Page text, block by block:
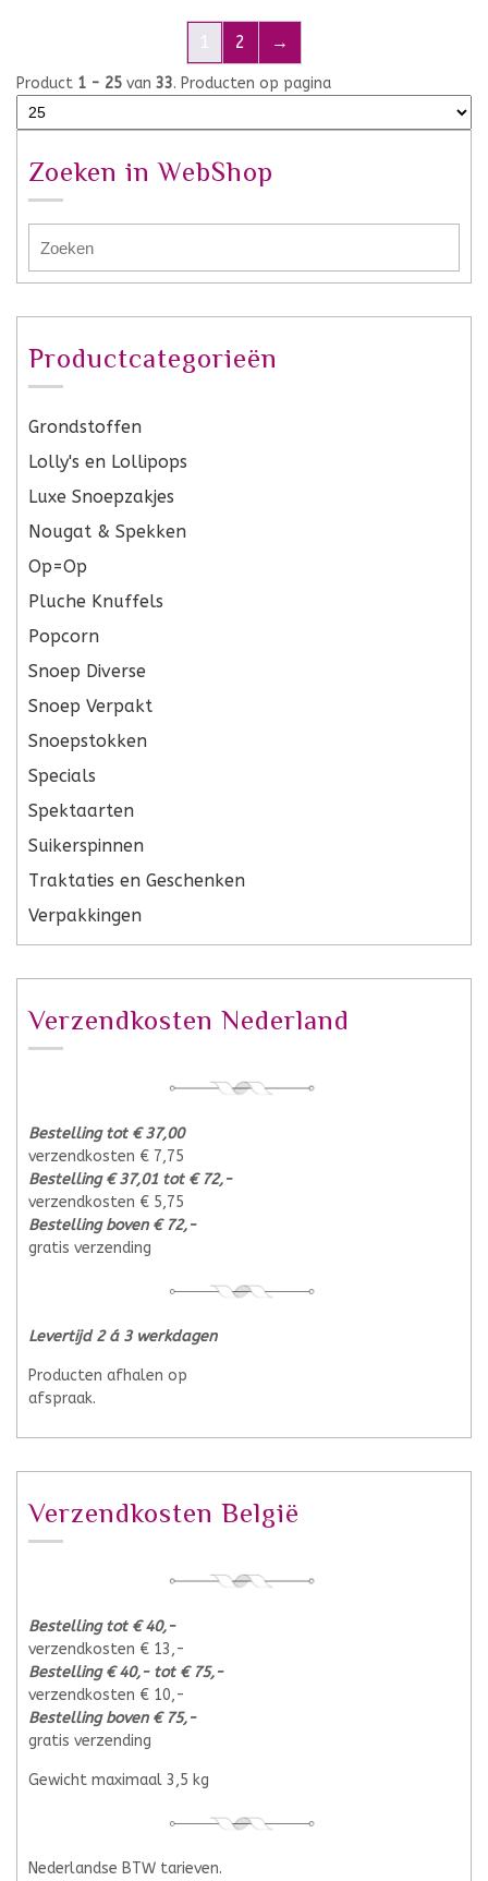
1 2 →
Product 1 - 25 van 33. Producten op pagina
Zoeken in WebShop
Productcategorieën
Grondstoffen
Lolly's en Lollipops
Luxe Snoepzakjes
Nougat & Spekken
Op=Op
Pluche Knuffels
Popcorn
Snoep Diverse
Snoep Verpakt
Snoepstokken
Specials
Spektaarten
Suikerspinnen
Traktaties en Geschenken
Verpakkingen
Verzendkosten Nederland
Bestelling tot € 37,00
verzendkosten € 7,75
Bestelling € 37,01 tot € 72,-
verzendkosten € 5,75
Bestelling boven € 72,-
gratis verzending
Levertijd 2 á 3 werkdagen
Producten afhalen op
afspraak.
Verzendkosten België
Bestelling tot € 40,-
verzendkosten € 13,-
Bestelling € 40,- tot € 75,-
verzendkosten € 10,-
Bestelling boven € 75,-
gratis verzending
Gewicht maximaal 3,5 kg
Nederlandse BTW tarieven.